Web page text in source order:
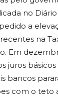
no
a
na
Em
juros básicos
bancos
com o teto